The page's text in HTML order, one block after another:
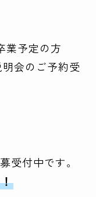
業予定の方
会のご予約受
受付中です。